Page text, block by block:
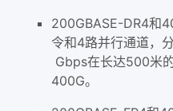
200GBASE-DR4和
令和4路并行通道
Gbps在长达500米
400G。